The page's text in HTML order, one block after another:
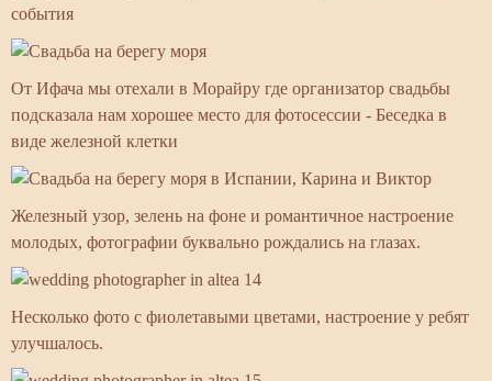
события
От Ифача мы отехали в Морайру где организатор свадьбы
подсказала нам хорошее место для фотосессии - Беседка в
виде железной клетки
Железный узор, зелень на фоне и романтичное настроение
молодых, фотографии буквально рождались на глазах.
Несколько фото с фиолетавыми цветами, настроение у ребят
улучшалось.